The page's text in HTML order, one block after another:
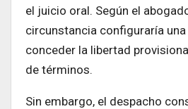
el juicio oral. Según el
circunstancia configuraría una
conceder la libertad
de términos.
Sin embargo, el despacho